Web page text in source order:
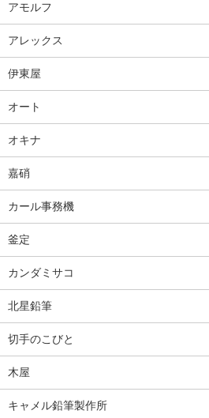
アモルフ
アレックス
伊東屋
オート
オキナ
嘉硝
カール事務機
釜定
カンダミサコ
北星鉛筆
切手のこびと
木屋
キャメル鉛筆製作所